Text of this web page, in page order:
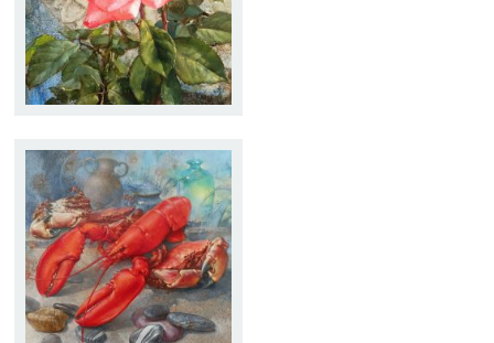
Técnica: Óleo
PIEDRAS DE MAR
Tamaño: 60 x 60
Técnica: Óleo